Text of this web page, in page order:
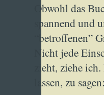
Obwohl das
spannend und
“betroffenen”
Nicht jede
zieht, ziehe
lassen, zu